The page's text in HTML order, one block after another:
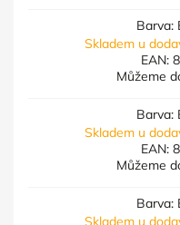
Barva:
Skladem u
EAN:
Můžeme
Barva:
Skladem u
EAN:
Můžeme
Barva:
Skladem u